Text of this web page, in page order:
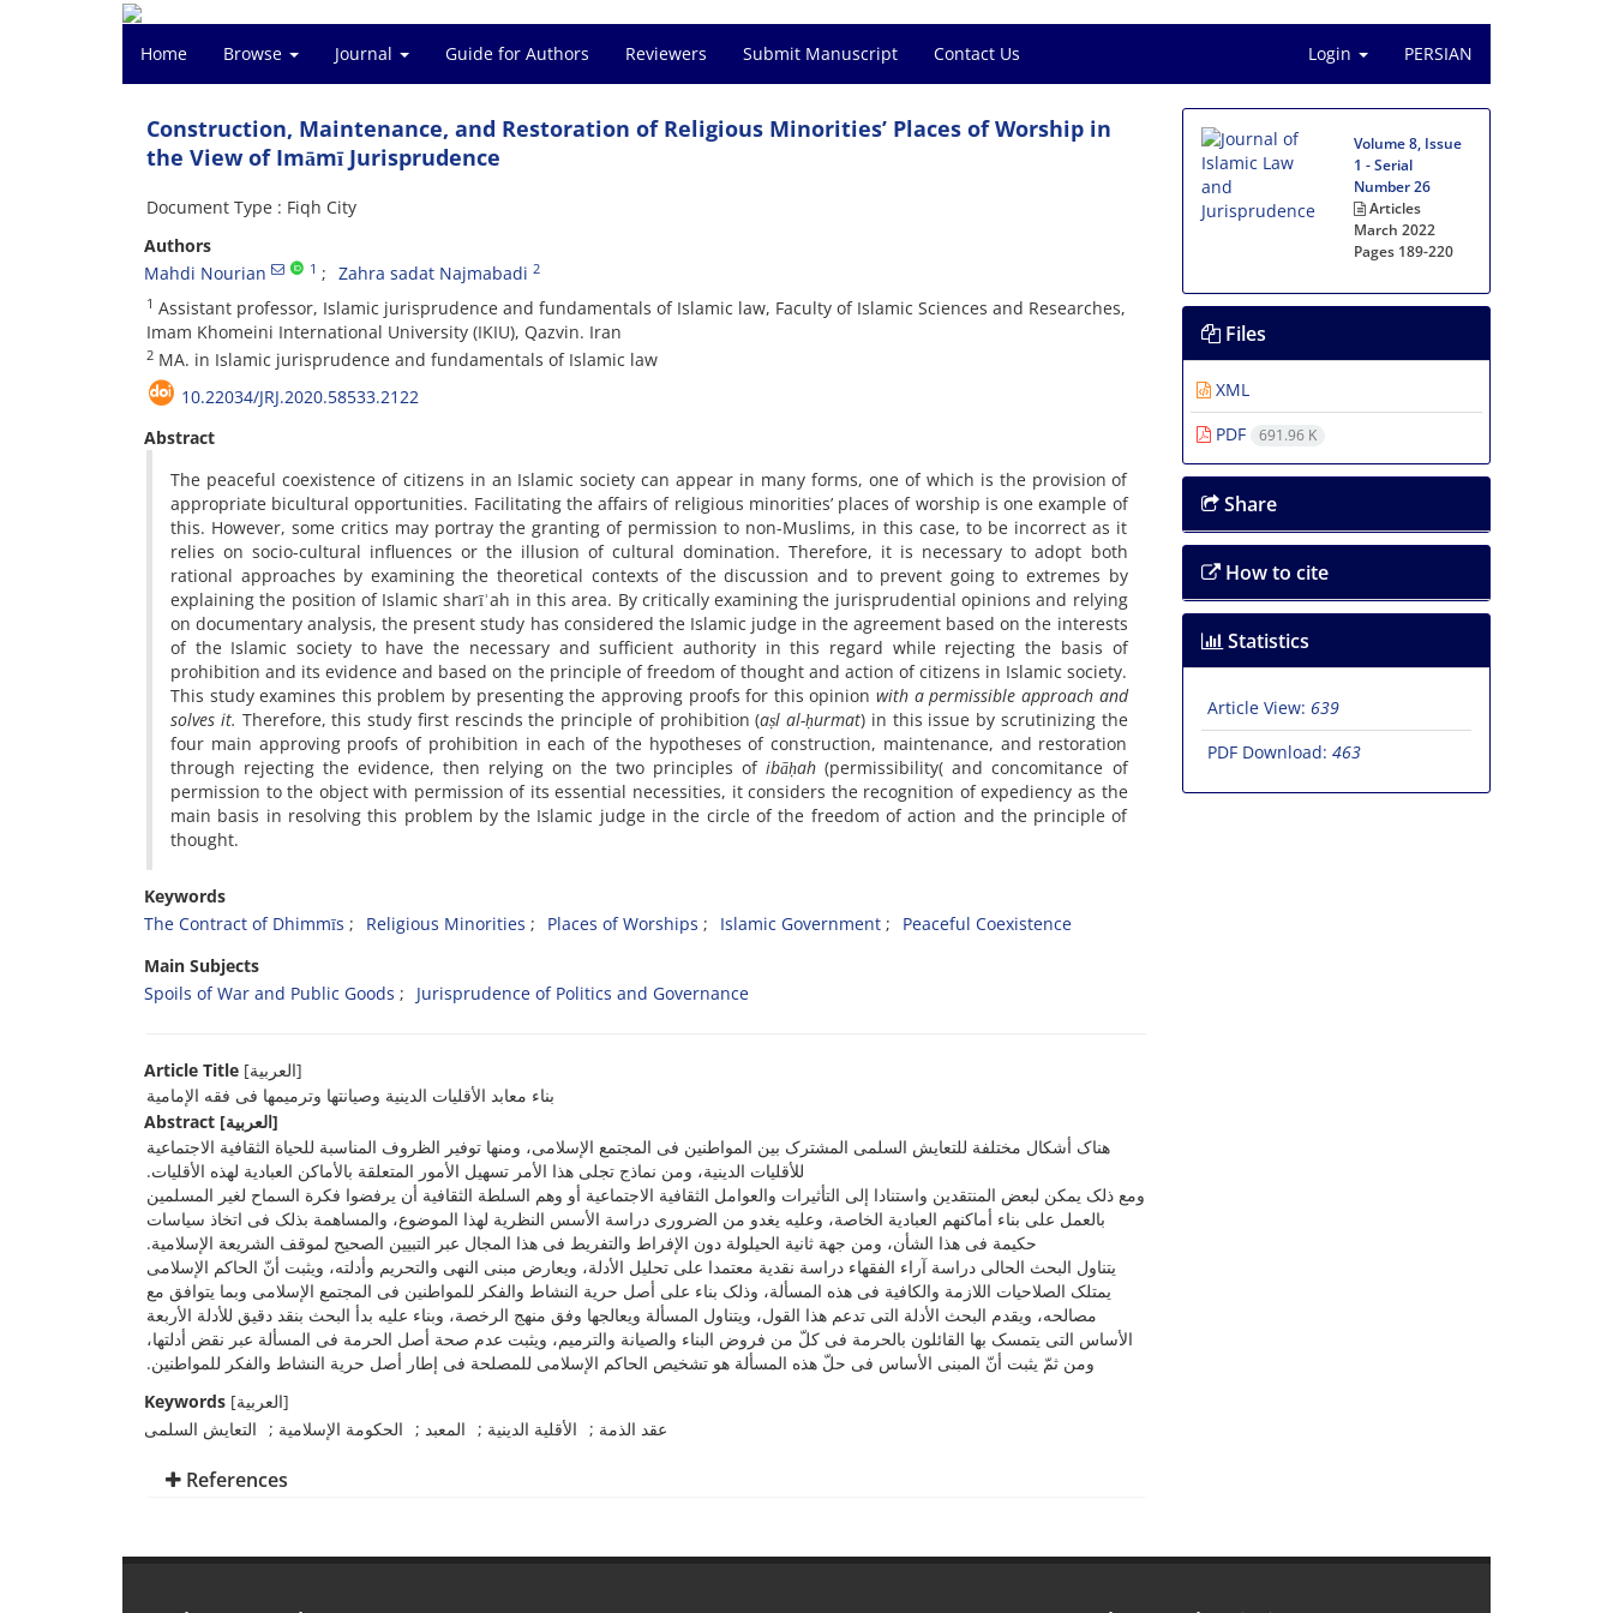
Home Browse Journal Guide for Authors Reviewers Submit Manuscript Contact Us Login PERSIAN
Construction, Maintenance, and Restoration of Religious Minorities’ Places of Worship in
the View of Imāmī Jurisprudence
Document Type : Fiqh City
Authors
Mahdi Nourian
1 Zahra sadat Najmabadi 2
1 Assistant professor, Islamic jurisprudence and fundamentals of Islamic law, Faculty of Islamic Sciences and Researches,
Imam Khomeini International University (IKIU), Qazvin. Iran
2 MA. in Islamic jurisprudence and fundamentals of Islamic law
10.22034/JRJ.2020.58533.2122
Abstract
The peaceful coexistence of citizens in an Islamic society can appear in many forms, one of which is the provision of
appropriate bicultural opportunities. Facilitating the affairs of religious minorities’ places of worship is one example of
this. However, some critics may portray the granting of permission to non-Muslims, in this case, to be incorrect as it
relies on socio-cultural influences or the illusion of cultural domination. Therefore, it is necessary to adopt both
rational approaches by examining the theoretical contexts of the discussion and to prevent going to extremes by
explaining the position of Islamic sharīʾah in this area. By critically examining the jurisprudential opinions and relying
on documentary analysis, the present study has considered the Islamic judge in the agreement based on the interests
of the Islamic society to have the necessary and sufficient authority in this regard while rejecting the basis of
prohibition and its evidence and based on the principle of freedom of thought and action of citizens in Islamic society.
This study examines this problem by presenting the approving proofs for this opinionwith a permissible approach and
solves it. Therefore, this study first rescinds the principle of prohibition (aṣl al-ḥurmat) in this issue by scrutinizing the
four main approving proofs of prohibition in each of the hypotheses of construction, maintenance, and restoration
through rejecting the evidence, then relying on the two principles ofibāḥah (permissibility( and concomitance of
permission to the object with permission of its essential necessities, it considers the recognition of expediency as the
main basis in resolving this problem by the Islamic judge in the circle of the freedom of action and the principle of
thought.
Keywords
The Contract of Dhimmīs
Religious Minorities Places of Worships Islamic Government
Peaceful Coexistence
Main Subjects
Spoils of War and Public Goods
Jurisprudence of Politics and Governance
Article Title
[العربیة]
بناء معابد الأقلیات الدینیة وصیانتها وترمیمها فی فقه الإمامیة
Abstract
[العربیة]
هناک أشکال مختلفة للتعایش السلمی المشترک بین المواطنین فی المجتمع الإسلامی، ومنها توفیر الظروف المناسبة للحیاة الثقافیة الاجتماعیة
للأقلیات الدینیة، ومن نماذج تجلی هذا الأمر تسهیل الأمور المتعلقة بالأماکن العبادیة لهذه الأقلیات.
ومع ذلک یمکن لبعض المنتقدین واستنادا إلى التأثیرات والعوامل الثقافیة الاجتماعیة أو وهم السلطة الثقافیة أن یرفضوا فکرة السماح لغیر المسلمین
بالعمل على بناء أماکنهم العبادیة الخاصة، وعلیه یغدو من الضروری دراسة الأسس النظریة لهذا الموضوع، والمساهمة بذلک فی اتخاذ سیاسات
حکیمة فی هذا الشأن، ومن جهة ثانیة الحیلولة دون الإفراط والتفریط فی هذا المجال عبر التبیین الصحیح لموقف الشریعة الإسلامیة.
یتناول البحث الحالی دراسة آراء الفقهاء دراسة نقدیة معتمدا على تحلیل الأدلة، ویعارض مبنى النهی والتحریم وأدلته، ویثبت أنّ الحاکم الإسلامی
یمتلک الصلاحیات اللازمة والکافیة فی هذه المسألة، وذلک بناء على أصل حریة النشاط والفکر للمواطنین فی المجتمع الإسلامی وبما یتوافق مع
مصالحه، ویقدم البحث الأدلة التی تدعم هذا القول، ویتناول المسألة ویعالجها وفق منهج الرخصة، وبناء علیه بدأ البحث بنقد دقیق للأدلة الأربعة
الأساس التی یتمسک بها القائلون بالحرمة فی کلّ من فروض البناء والصیانة والترمیم، ویثبت عدم صحة أصل الحرمة فی المسألة عبر نقض أدلتها،
ومن ثمّ یثبت أنّ المبنى الأساس فی حلّ هذه المسألة هو تشخیص الحاکم الإسلامی للمصلحة فی إطار أصل حریة النشاط والفکر للمواطنین.
Keywords
[العربیة]
عقد الذمة
الأقلیة الدینیة المعبد الحکومة الإسلامیة التعایش السلمی
References
Volume 8, Issue
1 - Serial
Number 26
Articles
March 2022
Pages 189-220
Files
XML
PDF
691.96 K
Share
How to cite
Statistics
Article View: 639
PDF Download: 463